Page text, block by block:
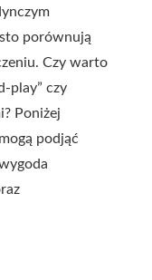
porównują
Czy warto
play” czy
Poniżej
podjąć